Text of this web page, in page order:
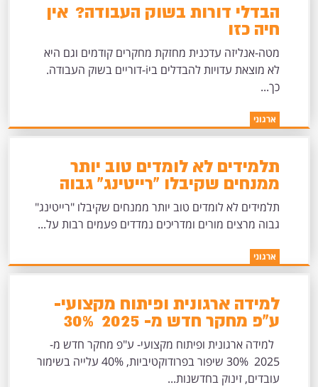
הבדלי דורות בשוק העבודה? אין
חיה כזו
מטה-אנליזה עדכנית מחזקת מחקרים קודמים וגם היא
לא מוצאת עדויות להבדלים ביi-דוריים בשוק העבודה.
כך...
ארגוני
תלמידים לא לומדים טוב יותר
ממנחים שקיבלו "רייטינג" גבוה
תלמידים לא לומדים טוב יותר ממנחים שקיבלו "רייטינג"
גבוה מרצים מורים ומדריכים נמדדים פעמים רבות על...
ארגוני
למידה ארגונית ופיתוח מקצועי-
ע"פ מחקר חדש מ- 2025 30%
שיפור בפרודוקטיביות, 40%
עלייה בשימור עובדים,
זינוק בחדשנות וגמישות
למידה ארגונית ופיתוח מקצועי- ע"פ מחקר חדש מ-
2025 30% שיפור בפרודוקטיביות, 40% עלייה בשימור
עובדים, זינוק בחדשנות...